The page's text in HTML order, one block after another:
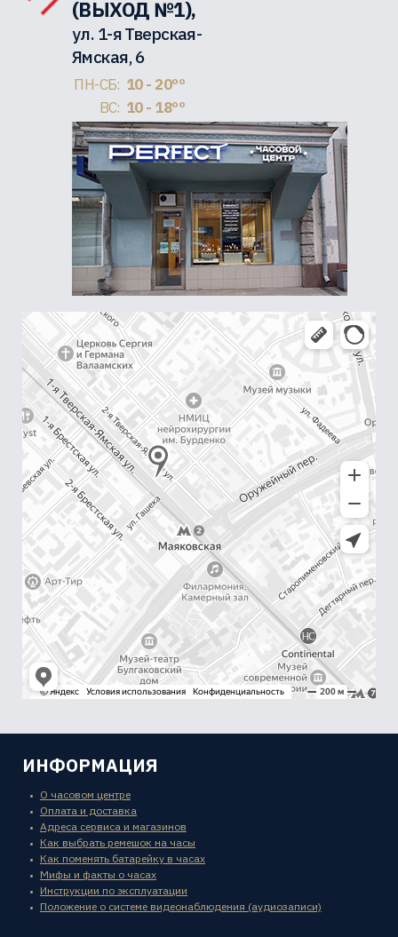
(ВЫХОД №1),
ул. 1-я Тверская-
Ямская, 6
ПН-СБ: 10 - 20ºº
ВС: 10 - 18ºº
ИНФОРМАЦИЯ
О часовом центре
Оплата и доставка
Адреса сервиса и магазинов
Как выбрать ремешок на часы
Как поменять батарейку в часах
Мифы и факты о часах
Инструкции по эксплуатации
Положение о системе видеонаблюдения (аудиозаписи)